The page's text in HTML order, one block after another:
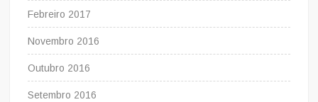
Febreiro 2017
Novembro 2016
Outubro 2016
Setembro 2016